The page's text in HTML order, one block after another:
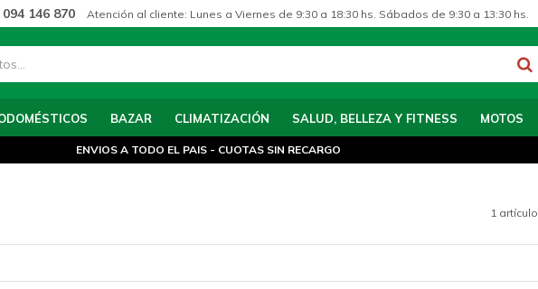
BAZAR CLIMATIZACIÓN SALUD, BELLEZA Y FITNESS MOTOS
146 870 Atención al cliente: Lunes a Viernes de 9:30 a 18:30 hs. Sábados de 9:30 a 13:30 hs.
ENVIOS A TODO EL PAIS - CUOTAS SIN RECARGO
1 artículo